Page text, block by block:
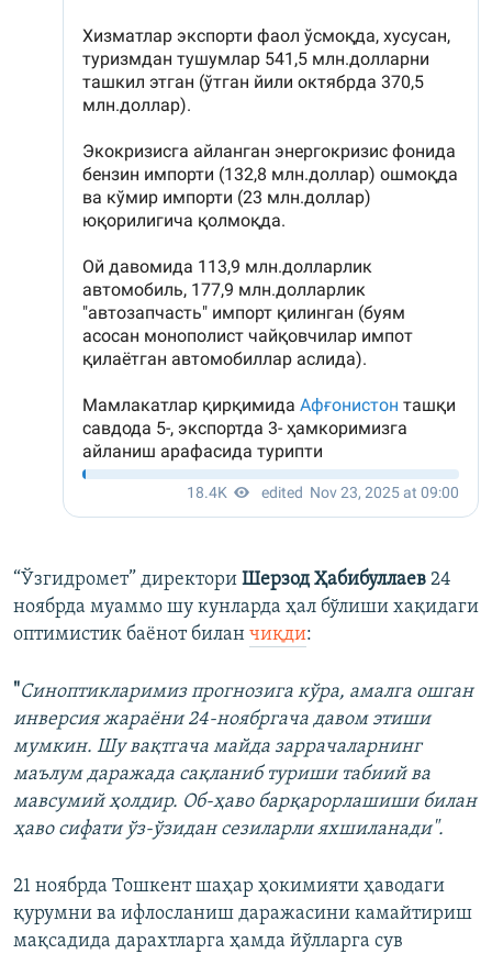
“Ўзгидромет” директори Шерзод Ҳабибуллаев 24
ноябрда муаммо шу кунларда ҳал бўлиши хақидаги
оптимистик баёнот билан чиқди:
"Синоптикларимиз прогнозига кўра, амалга ошган
инверсия жараёни 24-ноябргача давом этиши
мумкин. Шу вақтгача майда заррачаларнинг
маълум даражада сақланиб туриши табиий ва
мавсумий ҳолдир. Об-ҳаво барқарорлашиши билан
ҳаво сифати ўз-ўзидан сезиларли яхшиланади".
21 ноябрда Тошкент шаҳар ҳокимияти ҳаводаги
қурумни ва ифлосланиш даражасини камайтириш
мақсадида дарахтларга ҳамда йўлларга сув